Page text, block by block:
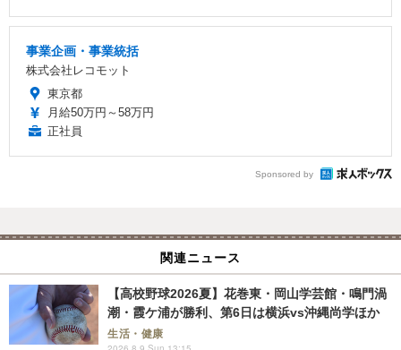
事業企画・事業統括
株式会社レコモット
東京都
月給50万円～58万円
正社員
Sponsored by
関連ニュース
【高校野球2026夏】花巻東・岡山学芸館・鳴門渦
潮・霞ケ浦が勝利、第6日は横浜vs沖縄尚学ほか
生活・健康